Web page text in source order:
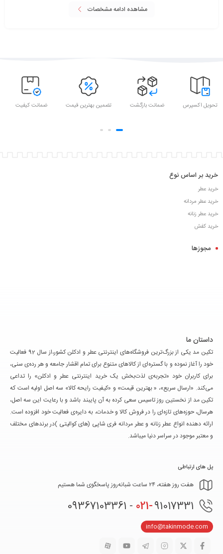
مشاهده ادامه مشخصات
تحویل اکسپرس ضمانت بازگشت تضمین بهترین قیمت ضمانت کیفیت
خرید بر اساس نوع
خرید عطر
خرید عطر مردانه
خرید عطر زنانه
خرید کفش
مجوزها
داستان ما
تکین مد یکی از بزرگ‌ترین فروشگاه‌های اینترنتی عطر و ادکلن کشور،از سال 92 فعالیت
خود را آغاز نموده و با گستره‌ای از کالاهای متنوع برای تمام اقشار جامعه و هر رده‌ی سنی،
برای کاربران خود «تجربه‌ی لذت‌بخش یک خرید اینترنتی عطر و ادکلن» را تداعی
می‌کند. «ارسال سریع»، « بهترین قیمت» و «کیفیت رایحه کالا» سه اصل اولیه است که
تکین مد از نخستین روز تاسیس سعی کرده به آن پایبند باشد و با رعایت این سه اصل،
هرسال، حوزه‌های تازه‌ای را در فروش کالا و خدمات، به دایره‌ی فعالیت خود افزوده است.
ارائه دهنده انواع عطر زنانه و عطر مردانه فری شاپی (های کوالیتی )در برندهای مختلف
و معتبر موجود در سراسر دنیا میباشد.
پل های ارتباطی
هفت روز هفته، ۲۴ ساعت شبانه‌روز پاسخگوی شما هستیم
021-91017331 - 09367103361
info@takinmode.com